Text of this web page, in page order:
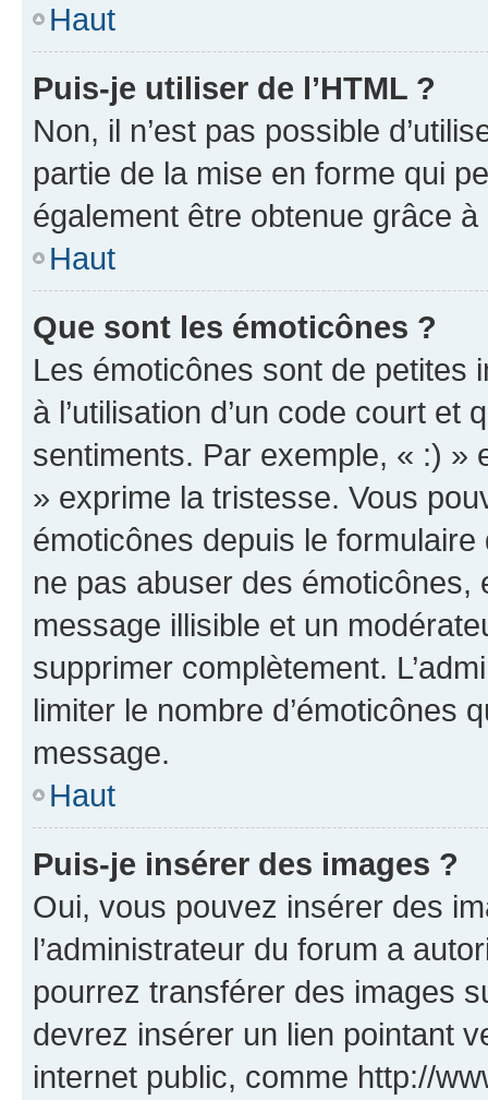
Haut
Puis-je utiliser de l’HTML ?
Non, il n’est pas possible
partie de la mise en forme qui
également être obtenue grâce à
Haut
Que sont les émoticônes ?
Les émoticônes sont de petites
à l’utilisation d’un code court et
sentiments. Par exemple, « :) »
» exprime la tristesse. Vous
émoticônes depuis le
ne pas abuser des
message illisible et un
supprimer complètement.
limiter le nombre d’émoticônes
message.
Haut
Puis-je insérer des images ?
Oui, vous pouvez insérer des
l’administrateur du forum a
pourrez transférer des images
devrez insérer un lien pointant
internet public, comme http://